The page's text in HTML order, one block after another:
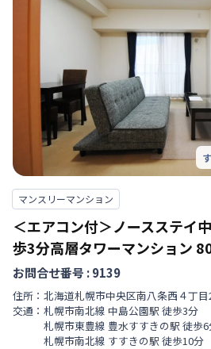
マンスリーマンション
＜エアコン付＞ノースステイ
歩3分高層タワーマンション
お問合せ番号 :9139
住所： 北海道札幌市中央区南八条西 ４丁目
交通： 札幌市南北線 中島公園駅 徒歩3分
札幌市東豊線 豊水すすきの駅 徒歩6
札幌市南北線 すすきの駅 徒歩10分